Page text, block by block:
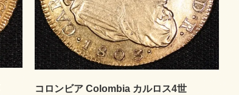
コロンビア Colombia カルロス4世